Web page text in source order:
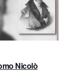
a
e
v
g
a
Nicolò